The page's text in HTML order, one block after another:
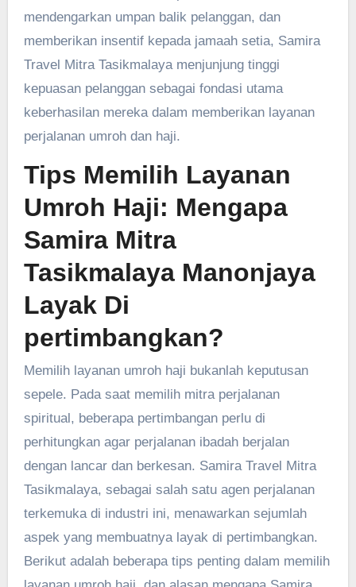
mendengarkan umpan balik pelanggan, dan
memberikan insentif kepada jamaah setia, Samira
Travel Mitra Tasikmalaya menjunjung tinggi
kepuasan pelanggan sebagai fondasi utama
keberhasilan mereka dalam memberikan layanan
perjalanan umroh dan haji.
Tips Memilih Layanan
Umroh Haji: Mengapa
Samira Mitra
Tasikmalaya Manonjaya
Layak Di
pertimbangkan?
Memilih layanan umroh haji bukanlah keputusan
sepele. Pada saat memilih mitra perjalanan
spiritual, beberapa pertimbangan perlu di
perhitungkan agar perjalanan ibadah berjalan
dengan lancar dan berkesan. Samira Travel Mitra
Tasikmalaya, sebagai salah satu agen perjalanan
terkemuka di industri ini, menawarkan sejumlah
aspek yang membuatnya layak di pertimbangkan.
Berikut adalah beberapa tips penting dalam memilih